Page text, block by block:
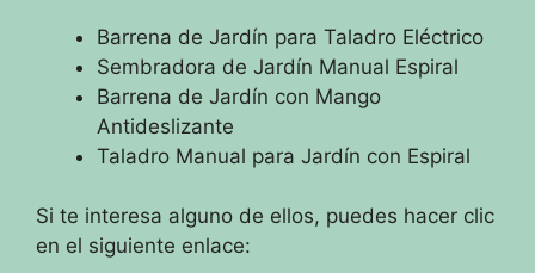
Barrena de Jardín para Taladro Eléctrico
Sembradora de Jardín Manual Espiral
Barrena de Jardín con Mango
Antideslizante
Taladro Manual para Jardín con Espiral
Si te interesa alguno de ellos, puedes hacer clic
en el siguiente enlace: